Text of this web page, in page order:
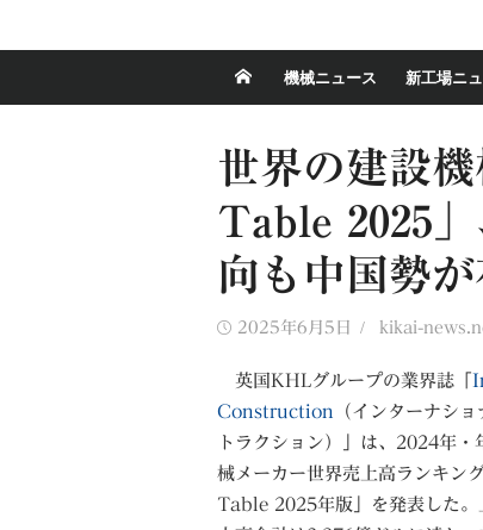
機械ニュース 新工場ニ
世界の建設
Table 2025
向も中国勢
Posted
2025年6月5日 Author
kikai-
英国KHLグループの業界誌「
Construction
（インターナシ
トラクション）」は、2024年・
械メーカー世界売上高ランキン
Table 2025年版」を発表した。